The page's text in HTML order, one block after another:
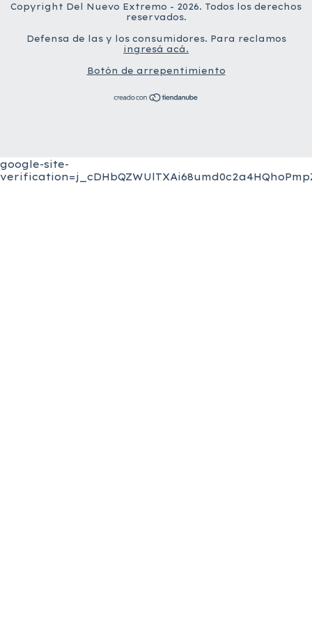
Copyright Del Nuevo Extremo - 2026. Todos los derechos
reservados.
Defensa de las y los consumidores. Para reclamos
ingresá acá.
Botón de arrepentimiento
google-site-